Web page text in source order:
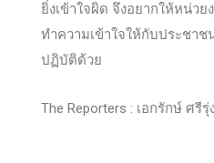
ยิ่งเข้าใจผิด จึงอยากให้หน่ว
ทำความเข้าใจให้กับประชา
ปฏิบัติด้วย
The Reporters : เอกรักษ์ ศรีรุ่